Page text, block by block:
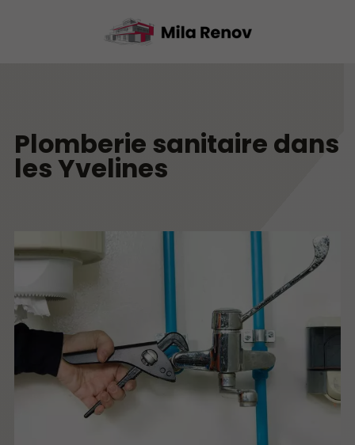
Plomberie sanitaire dans
les Yvelines